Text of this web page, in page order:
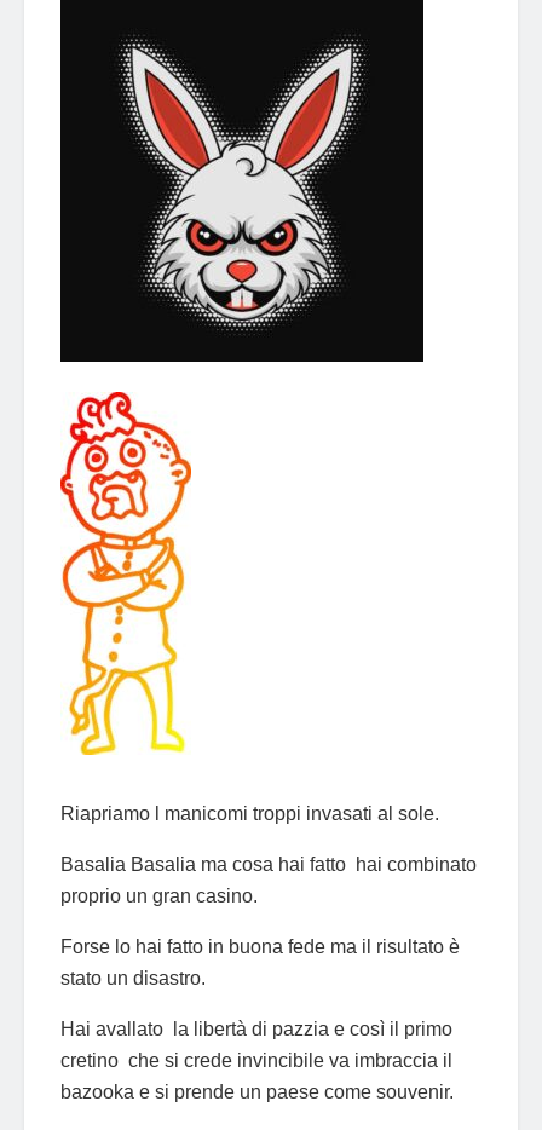
Riapriamo l manicomi troppi invasati al sole.
Basalia Basalia ma cosa hai fatto hai combinato
proprio un gran casino.
Forse lo hai fatto in buona fede ma il risultato è
stato un disastro.
Hai avallato la libertà di pazzia e così il primo
cretino che si crede invincibile va imbraccia il
bazooka e si prende un paese come souvenir.